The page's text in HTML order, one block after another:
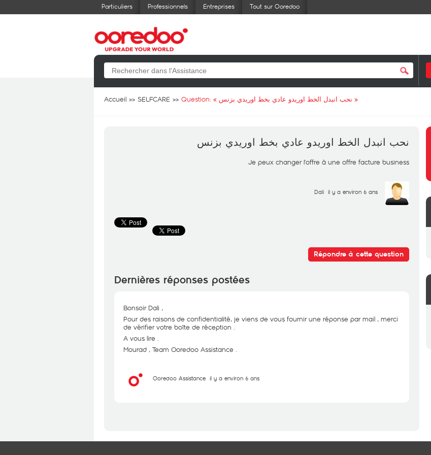
Particuliers Professionnels Entreprises Tout sur Ooredoo
Accueil SELFCARE Question: « نحب انبدل الخط اوريدو عادي بخط اوريدي بزنس »
نحب انبدل الخط اوريدو عادي بخط اوريدي بزنس
Je peux changer l'offre à une offre facture business
Dali il y a environ 6 ans
Répondre à cette question
Dernières réponses postées
Bonsoir Dali ,
Pour des raisons de confidentialité, je viens de vous fournir une réponse par mail , merci
de vérifier votre boîte de réception .
A vous lire .
Mourad , Team Ooredoo Assistance .
Ooredoo Assistance il y a environ 6 ans